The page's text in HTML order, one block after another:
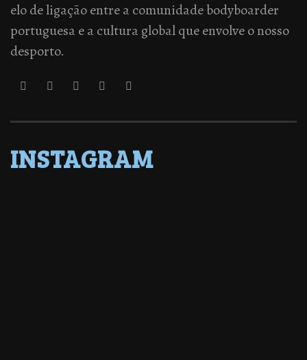
elo de ligação entre a comunidade bodyboarder
portuguesa e a cultura global que envolve o nosso
desporto.
INSTAGRAM